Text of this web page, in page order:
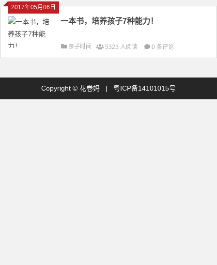
2017年05月06日
一本书，培养孩子7种能力！
亲子时间 5323 人阅读 0 条评论
Copyright © 花卷妈 | 粤ICP备14101015号